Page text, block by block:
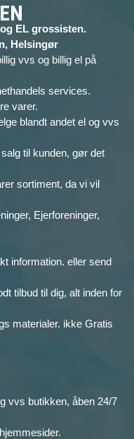
EL grossisten.
Helsingør
vvs og billig el på
services.
varer.
blandt andet el og vvs
til kunden, gør det
sortiment, da vi vil
Ejerforeninger,
information. eller send
tilbud til dig, alt inden for
materialer. ikke Gratis
vvs butikken, åben 24/7